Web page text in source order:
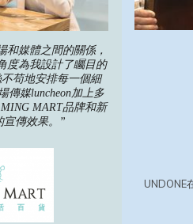
和媒體之間的關係，
度為我設計了矚目的
苟地安排每一個細
傳媒luncheon加上多
MART品牌和新
宣傳效果。”
UNDONE